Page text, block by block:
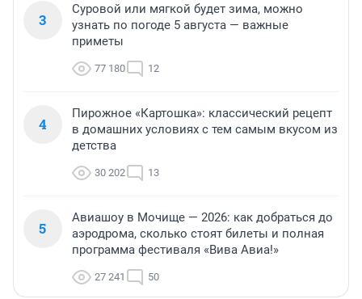
3
Суровой или мягкой будет зима, можно
узнать по погоде 5 августа — важные
приметы
77 180 12
4
Пирожное «Картошка»: классический рецепт
в домашних условиях с тем самым вкусом из
детства
30 202 13
5
Авиашоу в Мочище — 2026: как добраться до
аэродрома, сколько стоят билеты и полная
программа фестиваля «Вива Авиа!»
27 241 50